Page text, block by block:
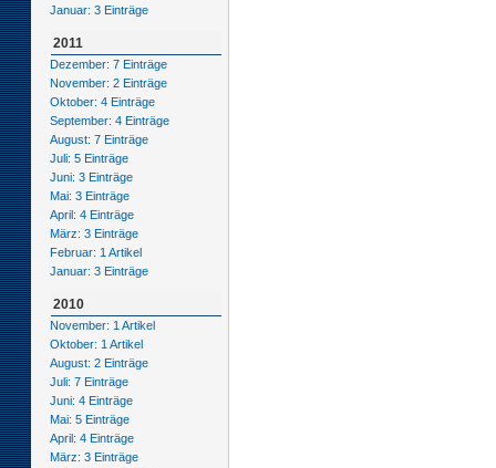
Januar: 3 Einträge
2011
Dezember: 7 Einträge
November: 2 Einträge
Oktober: 4 Einträge
September: 4 Einträge
August: 7 Einträge
Juli: 5 Einträge
Juni: 3 Einträge
Mai: 3 Einträge
April: 4 Einträge
März: 3 Einträge
Februar: 1 Artikel
Januar: 3 Einträge
2010
November: 1 Artikel
Oktober: 1 Artikel
August: 2 Einträge
Juli: 7 Einträge
Juni: 4 Einträge
Mai: 5 Einträge
April: 4 Einträge
März: 3 Einträge